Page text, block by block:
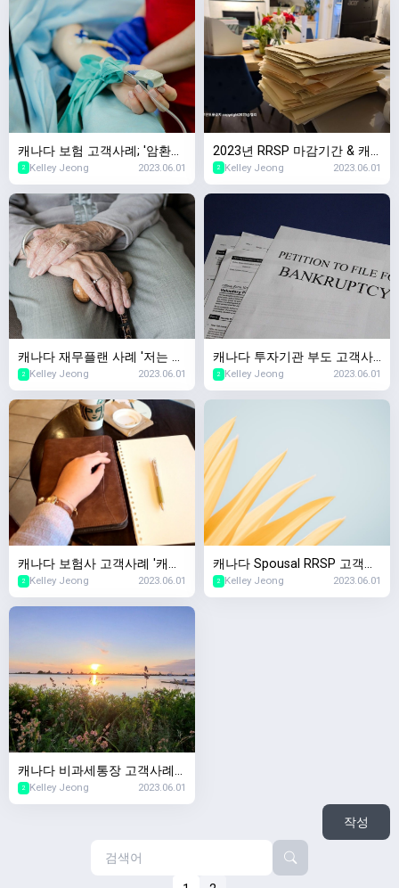
캐나다 보험 고객사례; '암환자
였는데 살아남았어요. 보험가
입이 되나요?'
2 Kelley Jeong 2023.06.01
2023년 RRSP 마감기간 & 캐
나다 세금신고 마감기간 안내
2 Kelley Jeong 2023.06.01
캐나다 재무플랜 사례 '저는 얼
마가 있어야 은퇴가 가능하
죠?', 캐나다 은퇴자금
2 Kelley Jeong 2023.06.01
캐나다 투자기관 부도 고객사
례,캐나다 투자회사가 망하면
제 돈은요..?
2 Kelley Jeong 2023.06.01
캐나다 보험사 고객사례 '캐나
다서 생명보험샀는데 회사가
망하면요?'
2 Kelley Jeong 2023.06.01
캐나다 Spousal RRSP 고객사
례 '이혼 후 퇴직연금 재산분할
은 어떻게되나요?'
2 Kelley Jeong 2023.06.01
캐나다 비과세통장 고객사례
'TFSA 사용하다가 세금폭탄맞
았는데요'
2 Kelley Jeong 2023.06.01
작성